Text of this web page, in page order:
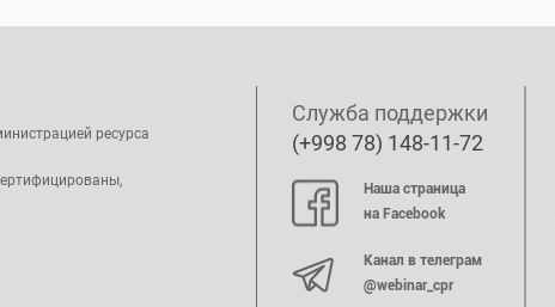
ресурса
Служба поддержки
(+998 78) 148-11-72
Наша страница
на Facebook
Канал в телеграм
@webinar_cpr